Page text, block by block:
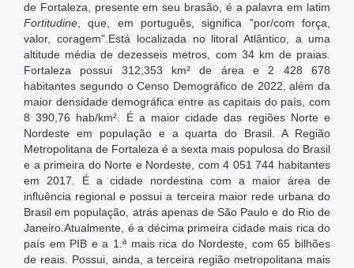
de Fortaleza, presente em seu brasão, é a palavra em latim
Fortitudine , que, em português, significa "por/com força,
valor, coragem".Está localizada no litoral Atlântico, a uma
altitude média de dezesseis metros, com 34 km de praias.
Fortaleza possui 312,353 km² de área e 2 428 678
habitantes segundo o Censo Demográfico de 2022, além da
maior densidade demográfica entre as capitais do país, com
8 390,76 hab/km².
É a maior cidade das regiões Norte e
Nordeste em população e a quarta do Brasil. A Região
Metropolitana de Fortaleza é a sexta mais populosa do Brasil
e a primeira do Norte e Nordeste, com 4 051 744 habitantes
em 2017. É a cidade nordestina com a maior área de
influência regional e possui a terceira maior rede urbana do
Brasil em população, atrás apenas de São Paulo e do Rio de
Janeiro.Atualmente, é a décima primeira cidade mais rica do
país em PIB e a 1.ª mais rica do Nordeste, com 65 bilhões
de reais.
Possui, ainda, a terceira região metropolitana mais